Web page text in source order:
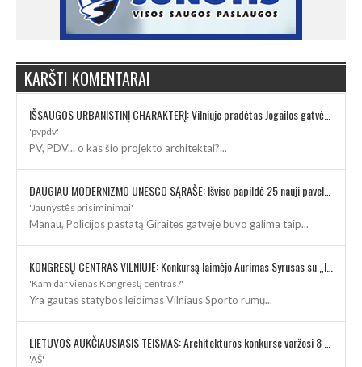
KARŠTI KOMENTARAI
IŠSAUGOS URBANISTINĮ CHARAKTERĮ: Vilniuje pradėtas Jogailos gatvės remontas
'pvpdv'
PV, PDV... o kas šio projekto architektai?...
DAUGIAU MODERNIZMO UNESCO SĄRAŠE: Išviso papildė 25 nauji paveldo objektai
'Jaunystės prisiminimai'
Manau, Policijos pastatą Giraitės gatvėje buvo galima taip...
KONGRESŲ CENTRAS VILNIUJE: Konkursą laimėjo Aurimas Syrusas su „IMPLMNT architects“
'Kam dar vienas Kongresų centras?'
Yra gautas statybos leidimas Vilniaus Sporto rūmų...
LIETUVOS AUKČIAUSIASIS TEISMAS: Architektūros konkurse varžosi 8 rekonstrukcijos vizijos
'AŠ'